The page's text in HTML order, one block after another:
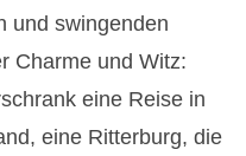
und swingenden
Charme und Witz:
eine Reise in
eine Ritterburg, die